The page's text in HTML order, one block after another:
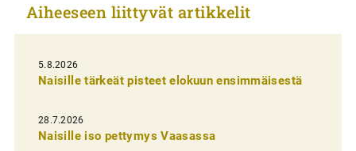
k
e
l
i
e
n
Aiheeseen liittyvät artikkelit
5.8.2026
Naisille tärkeät pisteet elokuun ensimmäisestä
28.7.2026
Naisille iso pettymys Vaasassa